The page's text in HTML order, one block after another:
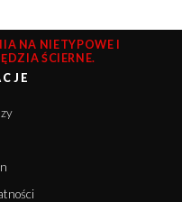
NA NIETYPOWE I
ŚCIERNE.